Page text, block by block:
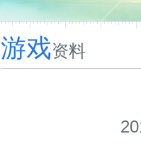
游戏资料